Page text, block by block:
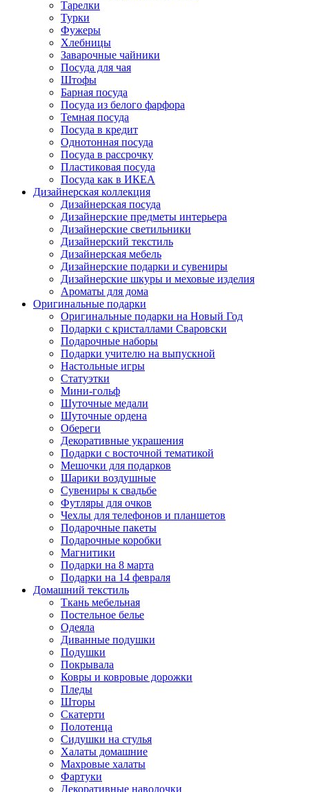
Тарелки
Турки
Фужеры
Хлебницы
Заварочные чайники
Посуда для чая
Штофы
Барная посуда
Посуда из белого фарфора
Темная посуда
Посуда в кредит
Однотонная посуда
Посуда в рассрочку
Пластиковая посуда
Посуда как в ИКЕА
Дизайнерская коллекция
Дизайнерская посуда
Дизайнерские предметы интерьера
Дизайнерские светильники
Дизайнерский текстиль
Дизайнерская мебель
Дизайнерские подарки и сувениры
Дизайнерские шкуры и меховые изделия
Ароматы для дома
Оригинальные подарки
Оригинальные подарки на Новый Год
Подарки с кристаллами Сваровски
Подарочные наборы
Подарки учителю на выпускной
Настольные игры
Статуэтки
Мини-гольф
Шуточные медали
Шуточные ордена
Обереги
Декоративные украшения
Подарки с восточной тематикой
Мешочки для подарков
Шарики воздушные
Сувениры к свадьбе
Футляры для очков
Чехлы для телефонов и планшетов
Подарочные пакеты
Подарочные коробки
Магнитики
Подарки на 8 марта
Подарки на 14 февраля
Домашний текстиль
Ткань мебельная
Постельное белье
Одеяла
Диванные подушки
Подушки
Покрывала
Ковры и ковровые дорожки
Пледы
Шторы
Скатерти
Полотенца
Сидушки на стулья
Халаты домашние
Махровые халаты
Фартуки
Декоративные наволочки